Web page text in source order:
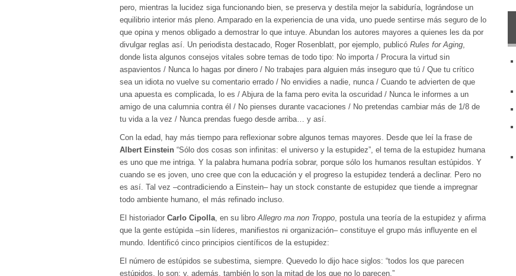
pero, mientras la lucidez siga funcionando bien, se preserva y destila mejor la sabiduría, lográndose un
equilibrio interior más pleno. Amparado en la experiencia de una vida, uno puede sentirse más seguro de lo
que opina y menos obligado a demostrar lo que intuye. Abundan los autores mayores a quienes les da por
divulgar reglas así. Un periodista destacado, Roger Rosenblatt, por ejemplo, publicó Rules for Aging,
donde lista algunos consejos vitales sobre temas de todo tipo: No importa / Procura la virtud sin
aspavientos / Nunca lo hagas por dinero / No trabajes para alguien más inseguro que tú / Que tu crítico
sea un idiota no vuelve su comentario errado / No envidies a nadie, nunca / Cuando te advierten de que
una apuesta es complicada, lo es / Abjura de la fama pero evita la oscuridad / Nunca le informes a un
amigo de una calumnia contra él / No pienses durante vacaciones / No pretendas cambiar más de 1/8 de
tu vida a la vez / Nunca prendas fuego desde arriba… y así.
Con la edad, hay más tiempo para reflexionar sobre algunos temas mayores. Desde que leí la frase de
Albert Einstein “Sólo dos cosas son infinitas: el universo y la estupidez”, el tema de la estupidez humana
es uno que me intriga. Y la palabra humana podría sobrar, porque sólo los humanos resultan estúpidos. Y
cuando se es joven, uno cree que con la educación y el progreso la estupidez tenderá a declinar. Pero no
es así. Tal vez –contradiciendo a Einstein– hay un stock constante de estupidez que tiende a impregnar
todo ambiente humano, el más refinado incluso.
El historiador Carlo Cipolla, en su libroAllegro ma non Troppo, postula una teoría de la estupidez y afirma
que la gente estúpida –sin líderes, manifiestos ni organización– constituye el grupo más influyente en el
mundo. Identificó cinco principios científicos de la estupidez:
El número de estúpidos se subestima, siempre. Quevedo lo dijo hace siglos: “todos los que parecen
estúpidos, lo son; y, además, también lo son la mitad de los que no lo parecen.”